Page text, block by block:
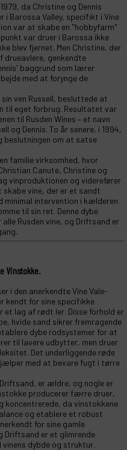
da Christine og Dennis
i Barossa Valley, specifikt i Vine
var at skabe en "hobbyfarm"
var druer i Barossa ikke
blev fjernet. Men Christine, der
drueavlere, genkendte
baggrund som lærer
med at forynge de
ven Russell, besluttede at
til eget forbrug. Resultatet var
til Rusden Wines – et navn
og Dennis. To år senere, i 1994,
beslutningen om at satse
familie virksomhed, hvor
Canute, Christine og
vinproduktionen og viderefører
vine, der er et sandt
minimal intervention i kælderen
til sin ret. Denne dybe
Rusden vine, og Driftsand er
Vinstokke.
i den anerkendte Vine Vale-
kendt for sine specifikke
lag af rødt ler. Disse forhold er
hvide sand sikrer fremragende
dybe rodsystemer for at
til lavere udbytter, men druer
Det underliggende røde
med at bevare fugt i tørre
er ældre, og nogle er
producerer færre druer,
koncentrerede, da vinstokkene
og etablere et robust
for sine gamle
Driftsand er et glimrende
vinens dybde og struktur.